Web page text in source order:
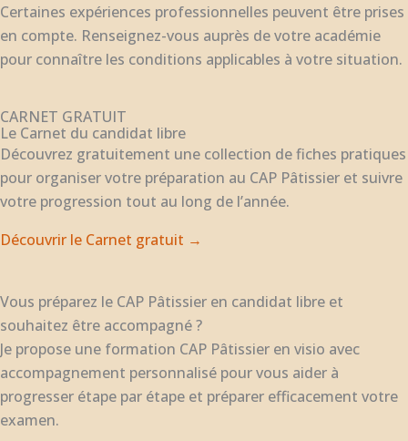
Certaines expériences professionnelles peuvent être prises
en compte. Renseignez-vous auprès de votre académie
pour connaître les conditions applicables à votre situation.
CARNET GRATUIT
Le Carnet du candidat libre
Découvrez gratuitement une collection de fiches pratiques
pour organiser votre préparation au CAP Pâtissier et suivre
votre progression tout au long de l’année.
Découvrir le Carnet gratuit →
Vous préparez le CAP Pâtissier en candidat libre et
souhaitez être accompagné ?
Je propose une formation CAP Pâtissier en visio avec
accompagnement personnalisé pour vous aider à
progresser étape par étape et préparer efficacement votre
examen.